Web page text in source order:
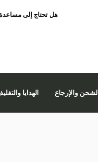
هل تحتاج إلى
الشحن والإرجاع الهدايا